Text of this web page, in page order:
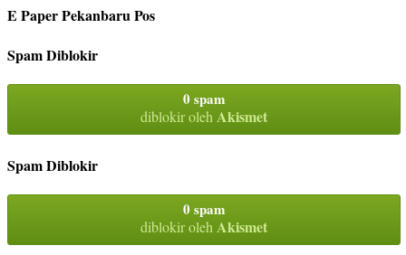
E Paper Pekanbaru Pos
Spam Diblokir
0 spam
diblokir olehAkismet
Spam Diblokir
0 spam
diblokir oleh Akismet